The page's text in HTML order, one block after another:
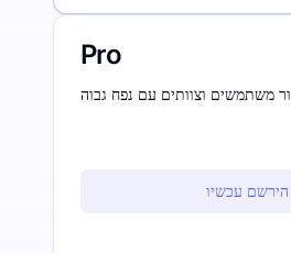
Pro
הירשם עכשיו